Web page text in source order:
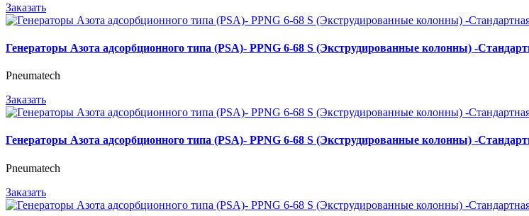
Заказать
Генераторы Азота адсорбционного типа (PSA)- PPNG 6-68 S (Экструдированные колонны) -
Pneumatech
Заказать
Генераторы Азота адсорбционного типа (PSA)- PPNG 6-68 S (Экструдированные колонны) -
Pneumatech
Заказать